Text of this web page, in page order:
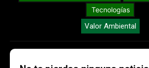
Tecnologías
Valor Ambiental